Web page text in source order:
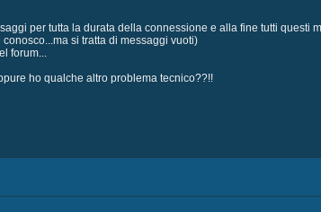
per tutta la durata della connessione e alla fine tutti
si tratta di messaggi vuoti)
forum...
ho qualche altro problema tecnico??!!